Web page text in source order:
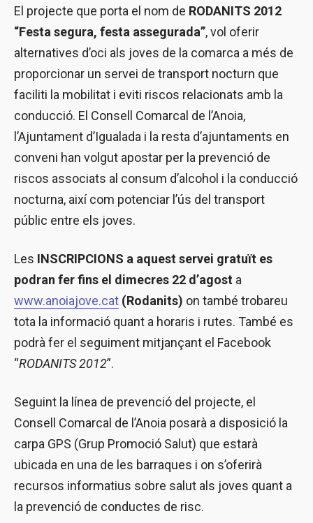
El projecte que porta el nom de RODANITS 2012
“Festa segura, festa assegurada”, vol oferir
alternatives d’oci als joves de la comarca a més de
proporcionar un servei de transport nocturn que
faciliti la mobilitat i eviti riscos relacionats amb la
conducció. El Consell Comarcal de l’Anoia,
l’Ajuntament d’Igualada i la resta d’ajuntaments en
conveni han volgut apostar per la prevenció de
riscos associats al consum d’alcohol i la conducció
nocturna, així com potenciar l’ús del transport
públic entre els joves.
Les INSCRIPCIONS a aquest servei gratuït es
podran fer fins el dimecres 22 d’agost a
www.anoiajove.cat (Rodanits) on també trobareu
tota la informació quant a horaris i rutes. També es
podrà fer el seguiment mitjançant el Facebook
“RODANITS 2012”.
Seguint la línea de prevenció del projecte, el
Consell Comarcal de l’Anoia posarà a disposició la
carpa GPS (Grup Promoció Salut) que estarà
ubicada en una de les barraques i on s’oferirà
recursos informatius sobre salut als joves quant a
la prevenció de conductes de risc.